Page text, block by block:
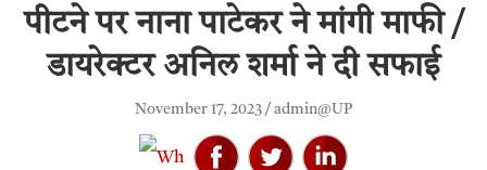
पीटने पर नाना पाटेकर ने मांगी माफी /
डायरेक्टर अनिल शर्मा ने दी सफाई
November 17, 2023 admin@UP